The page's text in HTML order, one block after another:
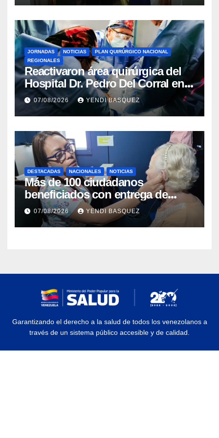
JORNADAS NOTICIAS
PLAN QUIRÚRGICO NACIONAL
REGIONALES
Reactivaron área quirúrgica del
Hospital Dr. Pedro Del Corral en
Guárico
07/08/2026 YENDI BASQUEZ
DESTACADAS NACIONALES NOTICIAS
Más de 100 ciudadanos
beneficiados con entrega de
prótesis auditivas en el Centro de
Rehabilitación J.J. Arvelo
07/08/2026 YENDI BASQUEZ
Garantizando el derecho a la salud de todos los venezolanos a
través de un sistema público accesible y de calidad.